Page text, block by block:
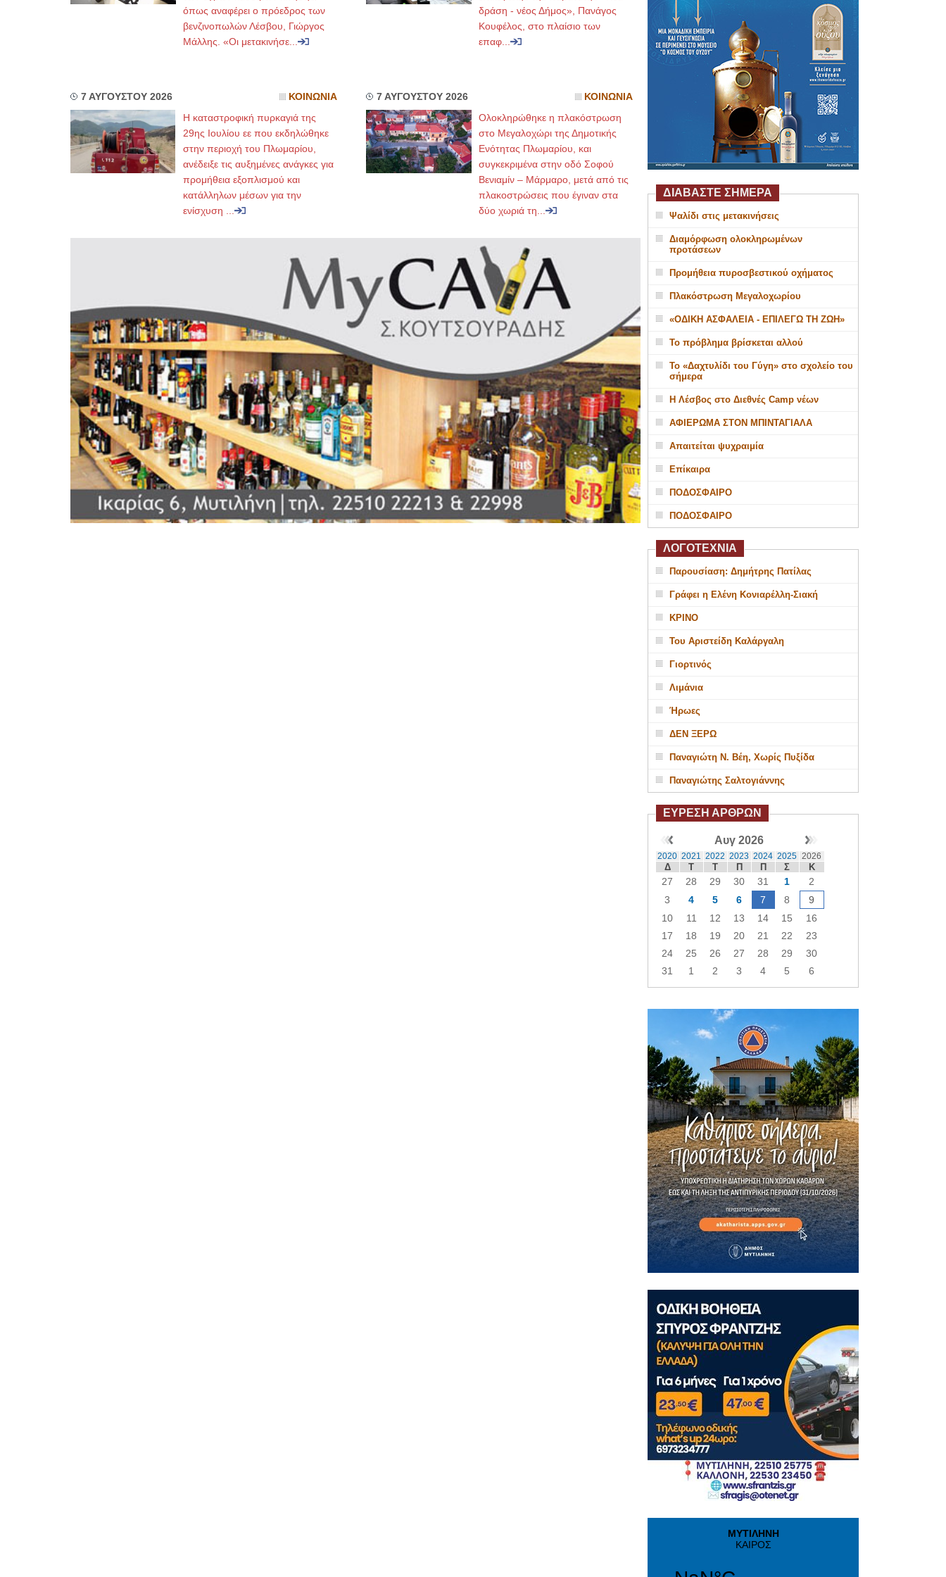
όπως αναφέρει ο πρόεδρος των
βενζινοπωλών Λέσβου, Γιώργος
Μάλλης. «Οι μετακινήσε...
δράση - νέος Δήμος», Πανάγος
Κουφέλος, στο πλαίσιο των
επαφ...
7 ΑΥΓΟΥΣΤΟΥ 2026 ΚΟΙΝΩΝΙΑ
Η καταστροφική πυρκαγιά της
29ης Ιουλίου εε που εκδηλώθηκε
στην περιοχή του Πλωμαρίου,
ανέδειξε τις αυξημένες ανάγκες για
προμήθεια εξοπλισμού και
κατάλληλων μέσων για την
ενίσχυση ...
7 ΑΥΓΟΥΣΤΟΥ 2026 ΚΟΙΝΩΝΙΑ
Ολοκληρώθηκε η πλακόστρωση
στο Μεγαλοχώρι της Δημοτικής
Ενότητας Πλωμαρίου, και
συγκεκριμένα στην οδό Σοφού
Βενιαμίν – Μάρμαρο, μετά από τις
πλακοστρώσεις που έγιναν στα
δύο χωριά τη...
ΔΙΑΒΑΣΤΕ ΣΗΜΕΡΑ
Ψαλίδι στις μετακινήσεις
Διαμόρφωση ολοκληρωμένων
προτάσεων
Προμήθεια πυροσβεστικού οχήματος
Πλακόστρωση Μεγαλοχωρίου
«ΟΔΙΚΗ ΑΣΦΑΛΕΙΑ - ΕΠΙΛΕΓΩ ΤΗ ΖΩΗ»
Το πρόβλημα βρίσκεται αλλού
Το «Δαχτυλίδι του Γύγη» στο σχολείο του
σήμερα
Η Λέσβος στο Διεθνές Camp νέων
ΑΦΙΕΡΩΜΑ ΣΤΟΝ ΜΠΙΝΤΑΓΙΑΛΑ
Απαιτείται ψυχραιμία
Επίκαιρα
ΠΟΔΟΣΦΑΙΡΟ
ΠΟΔΟΣΦΑΙΡΟ
ΛΟΓΟΤΕΧΝΙΑ
Παρουσίαση: Δημήτρης Πατίλας
Γράφει η Ελένη Κονιαρέλλη-Σιακή
ΚΡΙΝΟ
Του Αριστείδη Καλάργαλη
Γιορτινός
Λιμάνια
Ήρωες
ΔΕΝ ΞΕΡΩ
Παναγιώτη Ν. Βέη, Χωρίς Πυξίδα
Παναγιώτης Σαλτογιάννης
ΕΥΡΕΣΗ ΑΡΘΡΩΝ
Αυγ 2026
2020 2021 2022 2023 2024 2025 2026
Δ Τ Τ Π Π Σ Κ
27 28 29 30 31 1
2
3
4 5 6 7 8
9
10
11 12 13 14 15
16
17
18 19 20 21 22
23
24
25 26 27 28 29
30
31
1 2 3 4 5 6